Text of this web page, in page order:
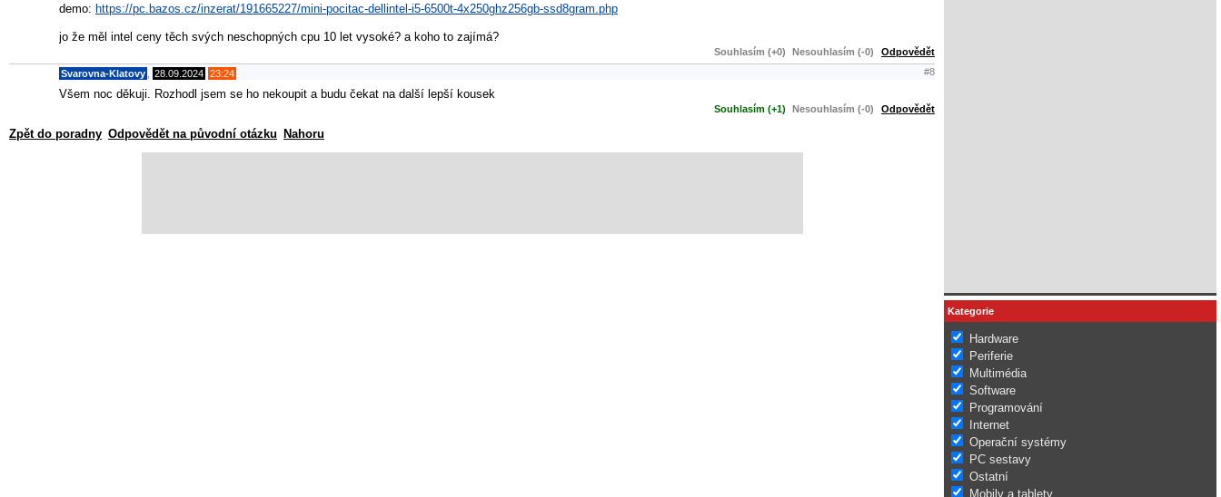
demo: https://pc.bazos.cz/inzerat/191665227/mini-pocitac-dellintel-i5-6500t-4x250ghz256gb-ssd8gram.php
jo že měl intel ceny těch svých neschopných cpu 10 let vysoké? a koho to zajímá?
Souhlasím (+0) Nesouhlasím (-0) Odpovědět
Svarovna-Klatovy 28.09.2024 23:24 #8
Všem noc děkuji. Rozhodl jsem se ho nekoupit a budu čekat na další lepší kousek
Souhlasím (+1) Nesouhlasím (-0) Odpovědět
Zpět do poradny Odpovědět na původní otázku Nahoru
Kategorie
Hardware
Periferie
Multimédia
Software
Programování
Internet
Operační systémy
PC sestavy
Ostatní
Mobily a tablety